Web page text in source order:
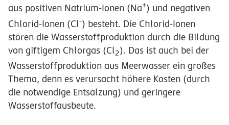
aus positiven Natrium-Ionen (Na+) und negativen
Chlorid-Ionen (Cl-) besteht. Die Chlorid-Ionen
stören die Wasserstoffproduktion durch die Bildung
von giftigem Chlorgas (Cl2). Das ist auch bei der
Wasserstoffproduktion aus Meerwasser ein großes
Thema, denn es verursacht höhere Kosten (durch
die notwendige Entsalzung) und geringere
Wasserstoffausbeute.